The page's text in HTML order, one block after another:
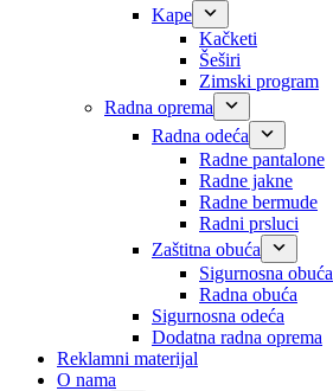
Kape
Kačketi
Šeširi
Zimski program
Radna oprema
Radna odeća
Radne pantalone
Radne jakne
Radne bermude
Radni prsluci
Zaštitna obuća
Sigurnosna obuća
Radna obuća
Sigurnosna odeća
Dodatna radna oprema
Reklamni materijal
O nama